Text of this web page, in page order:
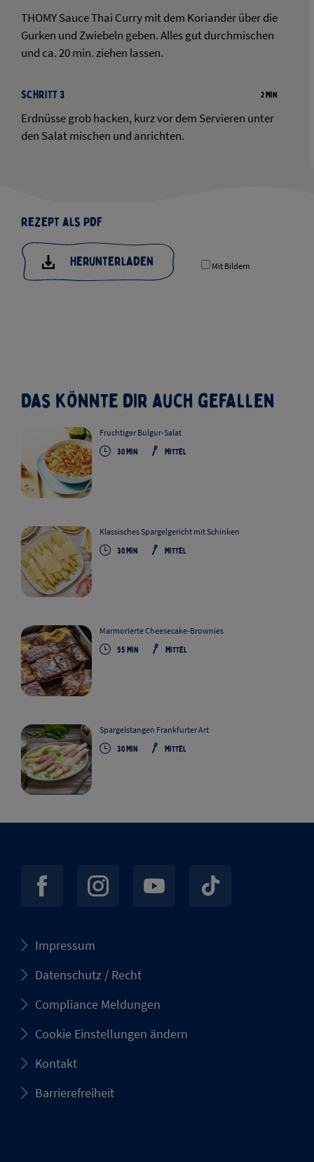
THOMY Sauce Thai Curry mit dem Koriander über die
Gurken und Zwiebeln geben. Alles gut durchmischen
und ca. 20 min. ziehen lassen.
Schritt 3 2 Min
Erdnüsse grob hacken, kurz vor dem Servieren unter
den Salat mischen und anrichten.
Rezept als PDF
Herunterladen Mit Bildern
Das könnte dir auch gefallen
Fruchtiger Bulgur-Salat
30Min Mittel
Klassisches Spargelgericht mit Schinken
30Min Mittel
Marmorierte Cheesecake-Brownies
55Min Mittel
Spargelstangen Frankfurter Art
30Min Mittel
Impressum
Datenschutz / Recht
Compliance Meldungen
Cookie Einstellungen ändern
Kontakt
Barrierefreiheit